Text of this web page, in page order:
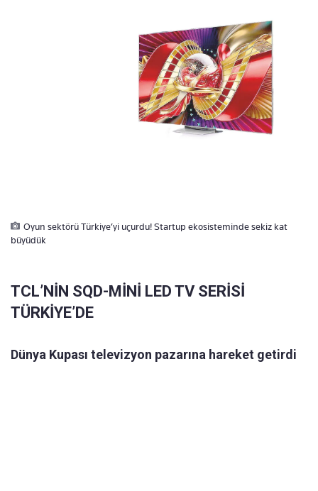
Oyun sektörü Türkiye’yi uçurdu! Startup ekosisteminde sekiz kat
büyüdük
TCL’NİN SQD-MİNİ LED TV SERİSİ
TÜRKİYE’DE
Dünya Kupası televizyon pazarına hareket getirdi